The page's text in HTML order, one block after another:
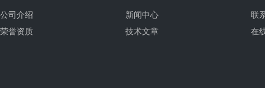
公司介绍
荣誉资质
新闻中心
技术文章
联
在